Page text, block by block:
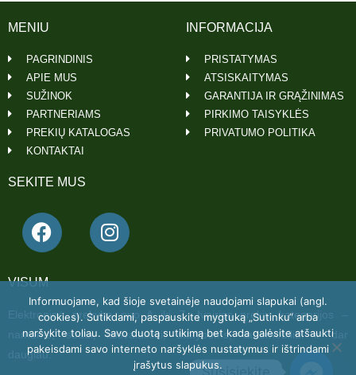
VISUM
Elektroninė prekyba nuo A iki Z. Įvairios prekių kategorijos –
namams, sodui, laisvalaikiui, statyboms, automobiliui ir dar
daugiau.
SEKITE MUS
INFORMACIJA
PRISTATYMAS
ATSISKAITYMAS
GARANTIJA IR GRĄŽINIMAS
PIRKIMO TAISYKLĖS
PRIVATUMO POLITIKA
MENIU
PAGRINDINIS
APIE MUS
SUŽINOK
PARTNERIAMS
PREKIŲ KATALOGAS
KONTAKTAI
Informuojame, kad šioje svetainėje naudojami slapukai (angl.
cookies). Sutikdami, paspauskite mygtuką „Sutinku“ arba
naršykite toliau. Savo duotą sutikimą bet kada galėsite atšaukti
pakeisdami savo interneto naršyklės nustatymus ir ištrindami
įrašytus slapukus.Susisiekite